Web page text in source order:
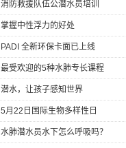
消防救援队伍公潜水员培训
掌握中性浮力的好处
PADI 全新环保卡面已上线
最受欢迎的5种水肺专长课程
潜水，让孩子感知世界
5月22日国际生物多样性日
水肺潜水员水下怎么呼吸吗？